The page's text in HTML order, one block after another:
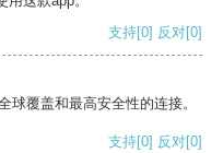
支持[0] 反对[0]
球覆盖和最高安全性的连接。
支持[0] 反对[0]